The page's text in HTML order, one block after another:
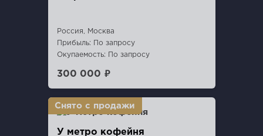
Россия, Москва
Прибыль: По запросу
Окупаемость: По запросу
300 000 ₽
У метро кофейня